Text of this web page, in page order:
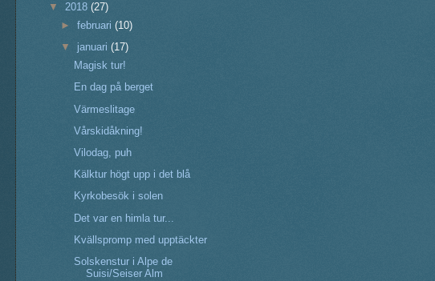
▼ 2018 (27)
►februari(10)
▼ januari(17)
Magisk tur!
En dag på berget
Värmeslitage
Vårskidåkning!
Vilodag, puh
Kälktur högt upp i det blå
Kyrkobesök i solen
Det var en himla tur...
Kvällspromp med upptäckter
Solskenstur i Alpe de
Suisi/Seiser Alm